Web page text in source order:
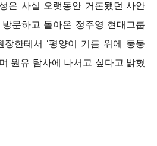
은 사실 오랫동안 거론됐던 사안
문하고 돌아온 정주영 현대그룹
장한테서 ‘평양이 기름 위에 둥둥
원유 탐사에 나서고 싶다고 밝혔